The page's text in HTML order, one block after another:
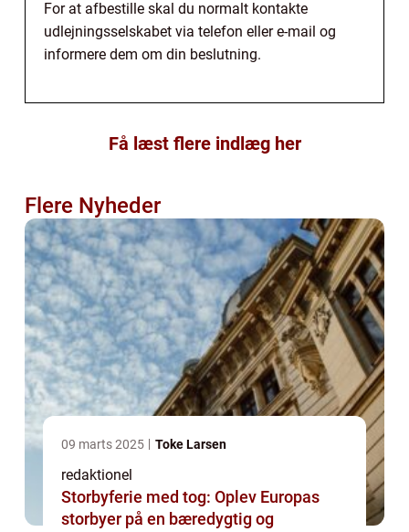
For at afbestille skal du normalt kontakte
udlejningsselskabet via telefon eller e-mail og
informere dem om din beslutning.
Få læst flere indlæg her
Flere Nyheder
09 marts 2025 Toke Larsen
redaktionel
Storbyferie med tog: Oplev Europas
storbyer på en bæredygtig og